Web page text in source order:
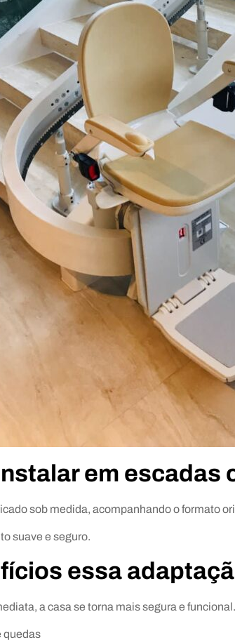
em escadas
sob medida, acompanhando o formato
suave e seguro.
essa
a casa se torna mais segura e funcional.
quedas